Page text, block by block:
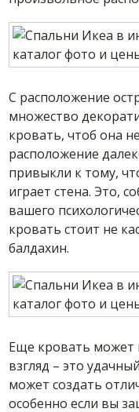
С расположение
множество
кровать, чтоб она
расположение
привыкли к тому,
играет стена. Это,
вашего
кровать стоит не
балдахин.
Еще кровать может
взгляд – это
может создать
особенно если вы